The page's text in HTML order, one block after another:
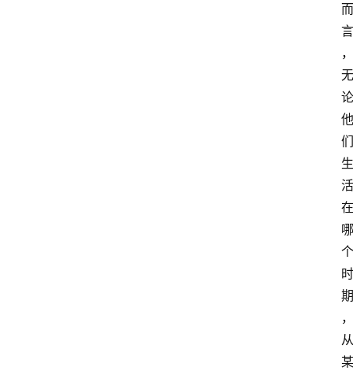
而
言
，
无
论
他
们
生
活
在
哪
个
时
期
，
从
某